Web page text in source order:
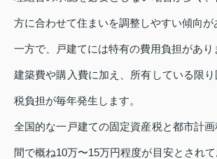
方に合わせて住まいを調整しやすい傾向が
一方で、戸建てには特有の費用負担があり
建築費や購入費に加え、所有している限
税負担が毎年発生します。
全国的な一戸建ての固定資産税と都市計
間で概ね10万〜15万円程度が目安とされ